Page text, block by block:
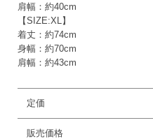
肩幅：約40cm
【SIZE:XL】
着丈：約74cm
身幅：約70cm
肩幅：約43cm
定価
販売価格